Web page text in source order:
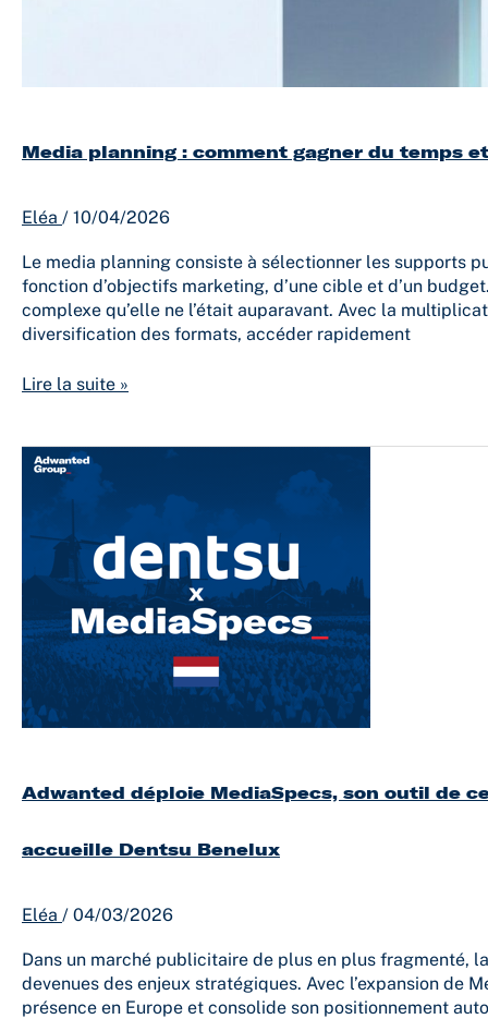
Media planning : comment gagner du temps
Eléa / 10/04/2026
Le media planning consiste à sélectionner les supports
fonction d’objectifs marketing, d’une cible et d’un
complexe qu’elle ne l’était auparavant. Avec la
diversification des formats, accéder rapidement
Lire la suite »
Adwanted déploie MediaSpecs, son outil de
accueille Dentsu Benelux
Eléa / 04/03/2026
Dans un marché publicitaire de plus en plus fragmenté,
devenues des enjeux stratégiques. Avec l’expansion de
présence en Europe et consolide son positionnement
Adwanted
déploie
MediaSpecs,
outil
de
centralisation
des
tarifs
médias
aux
Pays-
accueille
Benelux